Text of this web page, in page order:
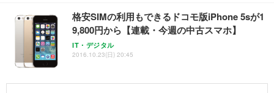
格安SIMの利用もできるドコモ版iPhone 5sが1
9,800円から【連載・今週の中古スマホ】
IT・デジタル
2016.10.23(日) 20:45